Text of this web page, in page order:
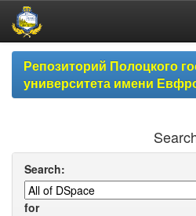
Skip
navigationРепозиторий Полоцкого
университета имени
Search:
for